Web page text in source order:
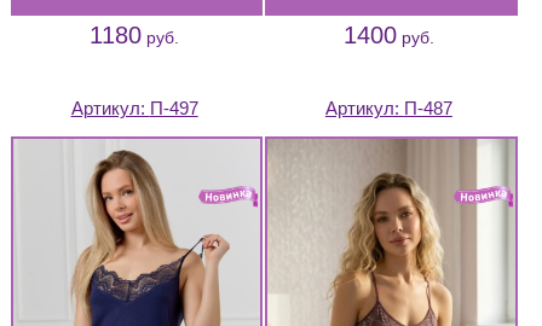
1180 руб. 1400руб.
Артикул: П-497 Артикул: П-487